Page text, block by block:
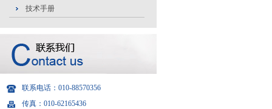
技术手册
联系电话：010-88570356
传真：010-62165436